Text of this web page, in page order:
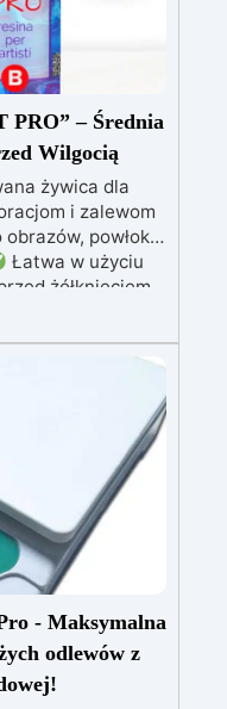
PRO” – Średnia
Wilgocią
żywica dla
i zalewom
powłok,
Łatwa w użyciu
żółknięciem
nie kapie, utrzymując precyzyjne i czyste wzory
zapewniając
- Maksymalna
odlewów z